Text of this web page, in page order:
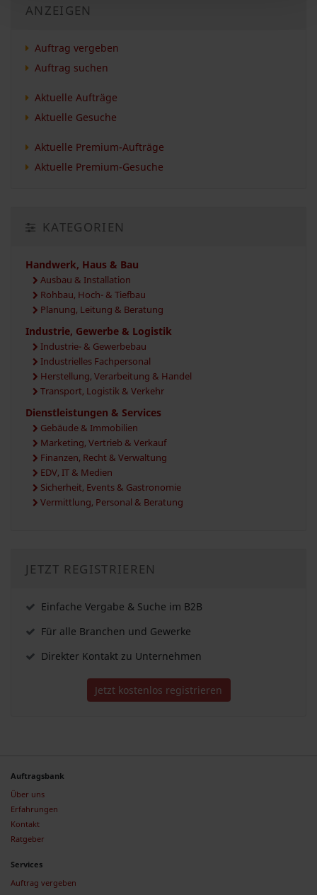
ANZEIGEN
Auftrag vergeben
Auftrag suchen
Aktuelle Aufträge
Aktuelle Gesuche
Aktuelle Premium-Aufträge
Aktuelle Premium-Gesuche
KATEGORIEN
Handwerk, Haus & Bau
Ausbau & Installation
Rohbau, Hoch- & Tiefbau
Planung, Leitung & Beratung
Industrie, Gewerbe & Logistik
Industrie- & Gewerbebau
Industrielles Fachpersonal
Herstellung, Verarbeitung & Handel
Transport, Logistik & Verkehr
Dienstleistungen & Services
Gebäude & Immobilien
Marketing, Vertrieb & Verkauf
Finanzen, Recht & Verwaltung
EDV, IT & Medien
Sicherheit, Events & Gastronomie
Vermittlung, Personal & Beratung
JETZT REGISTRIEREN
Einfache Vergabe & Suche im B2B
Für alle Branchen und Gewerke
Direkter Kontakt zu Unternehmen
Jetzt kostenlos registrieren
Auftragsbank
Über uns
Erfahrungen
Kontakt
Ratgeber
Services
Auftrag vergeben